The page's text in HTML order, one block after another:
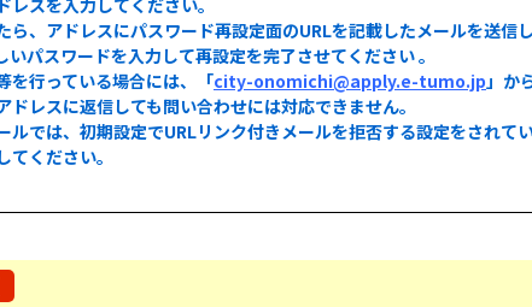
スを入力してください。
ら、アドレスにパスワード再設定面のURLを記載したメールを送信し
いパスワードを入力して再設定を完了させてください 。
を行っている場合には、「city-onomichi@apply.e-tumo.jp」か
ドレスに返信しても問い合わせには対応できません。
ルでは、初期設定でURLリンク付きメールを拒否する設定をされて
ください。